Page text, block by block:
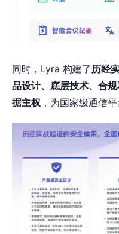
同时，Lyra 构建了 历经
品设计、底层技术、合
据主权 ，为国家级通信